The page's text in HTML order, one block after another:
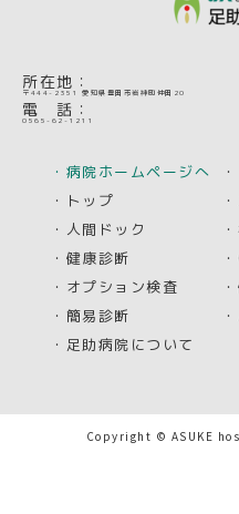
所在地：
〒444-2351 愛知県豊田市岩神町仲田20
電 話：
0565-62-1211
・病院ホームページへ
・トップ
・人間ドック
・健康診断
・オプション検査
・簡易診断
・足助病院について
Copyright © ASUKE